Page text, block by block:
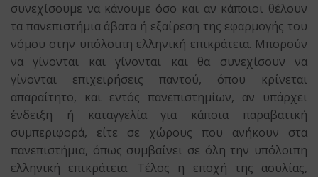
συνεχίσουμε να κάνουμε όσο και αν κάποιοι θέλουν
τα πανεπιστήμια άβατα ή εξαίρεση της εφαρμογής του
νόμου στην υπόλοιπη ελληνική επικράτεια. Μπορούν
να γίνονται και γίνονται και θα συνεχίσουν να
γίνονται επιχειρήσεις παντού, όπου κρίνεται
απαραίτητο, και εντός πανεπιστημίων, αν υπάρχει
ένδειξη ή καταγγελία για κάποια παραβατική
συμπεριφορά, είτε σε χώρους που ανήκουν στα
πανεπιστήμια, όπως συμβαίνει σε όλη την υπόλοιπη
ελληνική επικράτεια. Τέλος η εποχή της ασυλίας,